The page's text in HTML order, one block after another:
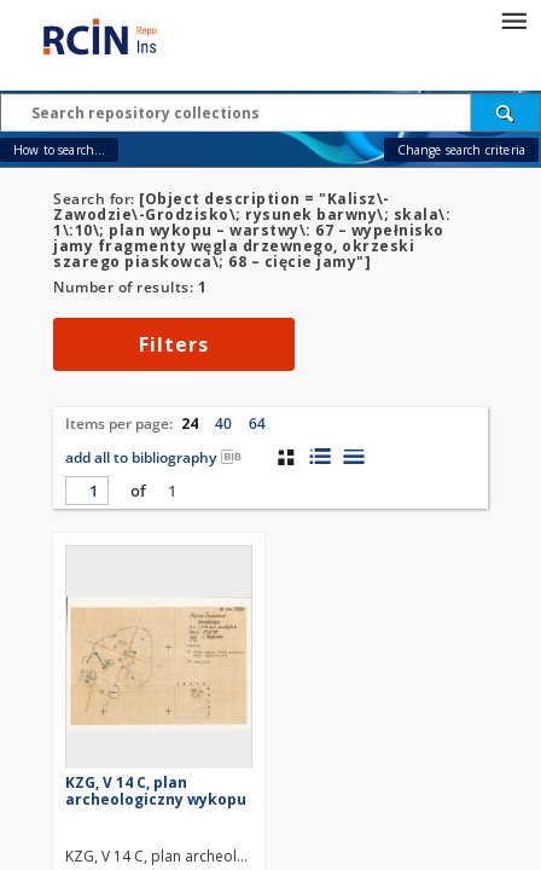
How to search... Change search criteria
Search for: [Object description = "Kalisz\-
Zawodzie\-Grodzisko\; rysunek barwny\; skala\:
1\:10\; plan wykopu – warstwy\: 67 – wypełnisko
jamy fragmenty węgla drzewnego, okrzeski
szarego piaskowca\; 68 – cięcie jamy"]
Number of results: 1
Filters
Items per page: 24 40
64
add all to bibliography
of
1
KZG, V 14 C, plan
archeologiczny wykopu
KZG, V 14 C, plan archeologiczny wykopu średniowiecze wczesne